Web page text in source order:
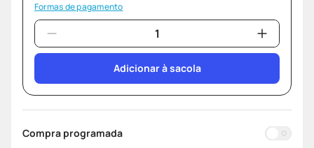
Formas de pagamento
Adicionar à sacola
Compra programada